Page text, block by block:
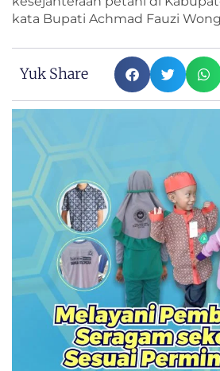
kata Bupati Achmad Fauzi
Yuk Share